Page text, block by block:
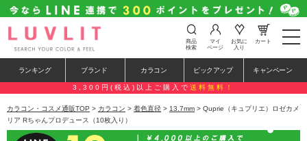
t
o
e
n
a
商品
検索
マイ
ページ
お気に
入り
カート
ランキング ブランド カラコン ピックアップ キャンペーン
3,300円(税込)以上ご購入で 送料無料！
カラコン・コスメ通販TOP > カラコン > 着色直径 > 13.7mm > Quprie（キュプリエ）ロゼカメ
リア Rちゃんプロデュース（10枚入り）